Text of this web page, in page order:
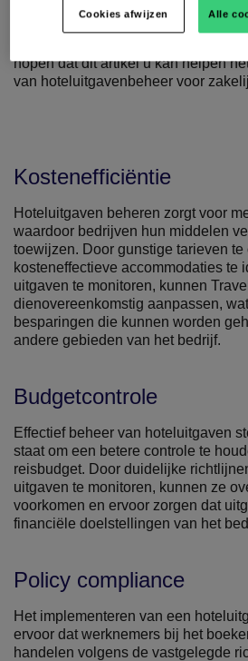
werknemerstevredenheid
hopen dat dit artikel u kan helpen
van hoteluitgavenbeheer voor
Kostenefficiëntie
Hoteluitgaven beheren zorgt voor
waardoor bedrijven hun middelen
toewijzen. Door gunstige tarieven te
kosteneffectieve accommodaties te
uitgaven te monitoren, kunnen
dienovereenkomstig aanpassen,
besparingen die kunnen worden
andere gebieden van het bedrijf.
Budgetcontrole
Effectief beheer van hoteluitgaven
staat om een ​​betere controle te
reisbudget. Door duidelijke
uitgaven te monitoren, kunnen ze
voorkomen en ervoor zorgen dat
financiële doelstellingen van het
Policy compliance
Het implementeren van een
ervoor dat werknemers bij het
handelen volgens de vastgelegde
Cookies afwijzen Alle